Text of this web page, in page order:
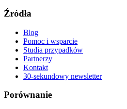
Źródła
Blog
Pomoc i wsparcie
Studia przypadków
Partnerzy
Kontakt
30-sekundowy newsletter
Porównanie